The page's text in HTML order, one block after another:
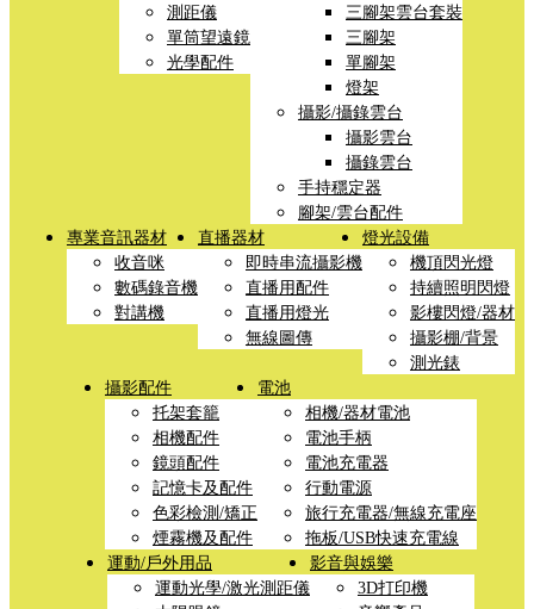
測距儀
單筒望遠鏡
光學配件
三腳架雲台套裝
三腳架
單腳架
燈架
攝影/攝錄雲台
攝影雲台
攝錄雲台
手持穩定器
腳架/雲台配件
專業音訊器材
收音咪
數碼錄音機
對講機
直播器材
即時串流攝影機
直播用配件
直播用燈光
無線圖傳
燈光設備
機頂閃光燈
持續照明閃燈
影樓閃燈/器材
攝影棚/背景
測光錶
攝影配件
托架套籠
相機配件
鏡頭配件
記憶卡及配件
色彩檢測/矯正
煙霧機及配件
電池
相機/器材電池
電池手柄
電池充電器
行動電源
旅行充電器/無線充電座
拖板/USB快速充電線
運動/戶外用品
運動光學/激光測距儀
影音與娛樂
3D打印機